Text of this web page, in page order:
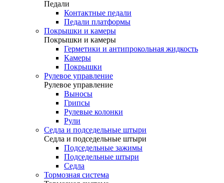
Педали
Контактные педали
Педали платформы
Покрышки и камеры
Покрышки и камеры
Герметики и антипрокольная жидкость
Камеры
Покрышки
Рулевое управление
Рулевое управление
Выносы
Грипсы
Рулевые колонки
Рули
Седла и подседельные штыри
Седла и подседельные штыри
Подседельные зажимы
Подседельные штыри
Седла
Тормозная система